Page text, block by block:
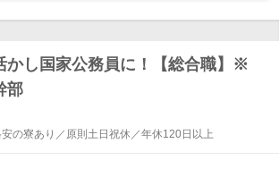
かし国家公務員に！【総合職】※
部
の寮あり／原則土日祝休／年休120日以上